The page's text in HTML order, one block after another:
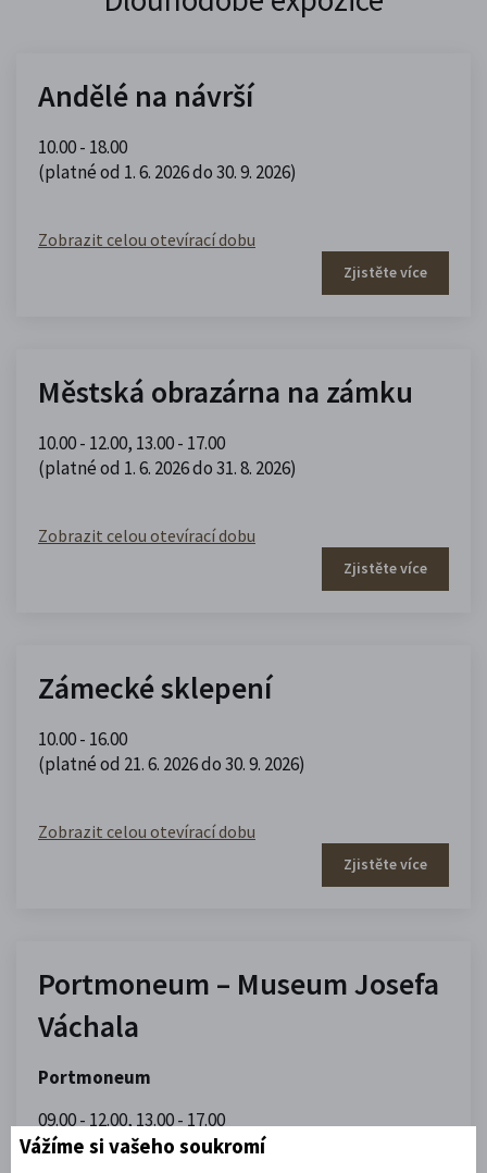
Andělé na návrší
10.00 - 18.00
(platné od 1. 6. 2026 do 30. 9. 2026)
Zobrazit celou otevírací dobu
Zjistěte více
Městská obrazárna na zámku
10.00 - 12.00, 13.00 - 17.00
(platné od 1. 6. 2026 do 31. 8. 2026)
Zobrazit celou otevírací dobu
Zjistěte více
Zámecké sklepení
10.00 - 16.00
(platné od 21. 6. 2026 do 30. 9. 2026)
Zobrazit celou otevírací dobu
Zjistěte více
Portmoneum – Museum Josefa
Váchala
Portmoneum
09.00 - 12.00, 13.00 - 17.00
(platné od 1. 5. 2026 do 30. 9. 2026)
Vážíme si vašeho soukromí